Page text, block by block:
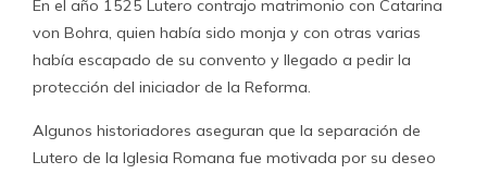
En el año 1525 Lutero contrajo matrimonio con Catarina
von Bohra, quien había sido monja y con otras varias
había escapado de su convento y llegado a pedir la
protección del iniciador de la Reforma.
Algunos historiadores aseguran que la separación de
Lutero de la Iglesia Romana fue motivada por su deseo